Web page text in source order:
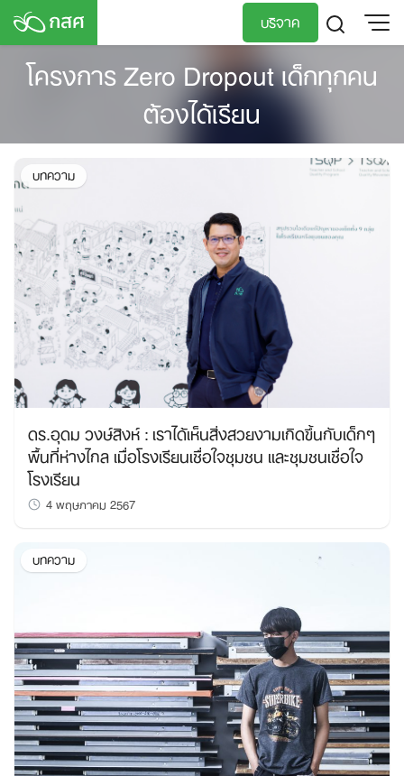
Skip
content
บริจาค
TH
EN
โครงการ Zero Dropout เด็กทุกคน
ต้องได้เรียน
บทความ
ดร.อุดม วงษ์สิงห์ : เราได้เห็นสิ่งสวยงามเกิดขึ้นกับเด็กๆ
พื้นที่ห่างไกล เมื่อโรงเรียนเชื่อใจชุมชน และชุมชนเชื่อใจ
โรงเรียน
4 พฤษภาคม 2567
บทความ